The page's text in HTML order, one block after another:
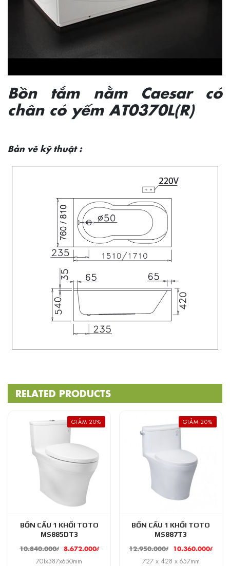
Bồn tắm nằm Caesar có
chân có yếm AT0370L(R)
Bản vẽ kỹ thuật :
RELATED PRODUCTS
GIẢM 20%
BỒN CẦU 1 KHỐI TOTO
MS885DT3
10.840.000₫ 8.672.000₫
701x387x650mm
GIẢM 20%
BỒN CẦU 1 KHỐI TOTO
MS887T3
12.950.000₫ 10.360.000₫
727 x 428 x 657mm